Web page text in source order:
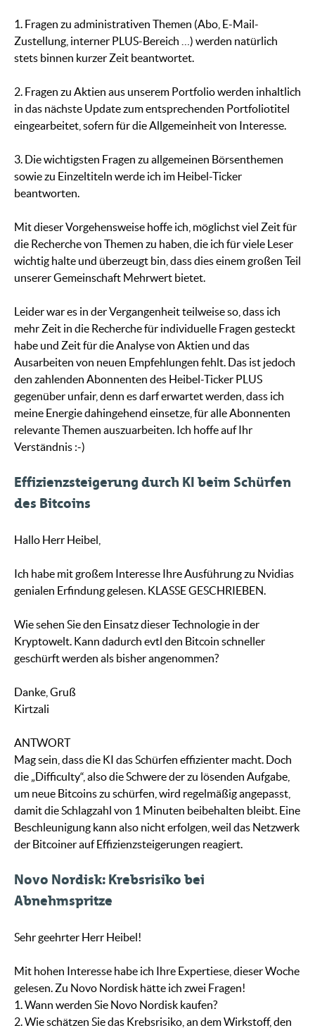
1. Fragen zu administrativen Themen (Abo, E-Mail-
Zustellung, interner PLUS-Bereich …) werden natürlich
stets binnen kurzer Zeit beantwortet.
2. Fragen zu Aktien aus unserem Portfolio werden inhaltlich
in das nächste Update zum entsprechenden Portfoliotitel
eingearbeitet, sofern für die Allgemeinheit von Interesse.
3. Die wichtigsten Fragen zu allgemeinen Börsenthemen
sowie zu Einzeltiteln werde ich im Heibel-Ticker
beantworten.
Mit dieser Vorgehensweise hoffe ich, möglichst viel Zeit für
die Recherche von Themen zu haben, die ich für viele Leser
wichtig halte und überzeugt bin, dass dies einem großen Teil
unserer Gemeinschaft Mehrwert bietet.
Leider war es in der Vergangenheit teilweise so, dass ich
mehr Zeit in die Recherche für individuelle Fragen gesteckt
habe und Zeit für die Analyse von Aktien und das
Ausarbeiten von neuen Empfehlungen fehlt. Das ist jedoch
den zahlenden Abonnenten des Heibel-Ticker PLUS
gegenüber unfair, denn es darf erwartet werden, dass ich
meine Energie dahingehend einsetze, für alle Abonnenten
relevante Themen auszuarbeiten. Ich hoffe auf Ihr
Verständnis :-)
Effizienzsteigerung durch KI beim Schürfen
des Bitcoins
Hallo Herr Heibel,
Ich habe mit großem Interesse Ihre Ausführung zu Nvidias
genialen Erfindung gelesen. KLASSE GESCHRIEBEN.
Wie sehen Sie den Einsatz dieser Technologie in der
Kryptowelt. Kann dadurch evtl den Bitcoin schneller
geschürft werden als bisher angenommen?
Danke, Gruß
Kirtzali
ANTWORT
Mag sein, dass die KI das Schürfen effizienter macht. Doch
die „Difficulty“, also die Schwere der zu lösenden Aufgabe,
um neue Bitcoins zu schürfen, wird regelmäßig angepasst,
damit die Schlagzahl von 1 Minuten beibehalten bleibt. Eine
Beschleunigung kann also nicht erfolgen, weil das Netzwerk
der Bitcoiner auf Effizienzsteigerungen reagiert.
Novo Nordisk: Krebsrisiko bei
Abnehmspritze
Sehr geehrter Herr Heibel!
Mit hohen Interesse habe ich Ihre Expertiese, dieser Woche
gelesen. Zu Novo Nordisk hätte ich zwei Fragen!
1. Wann werden Sie Novo Nordisk kaufen?
2. Wie schätzen Sie das Krebsrisiko, an dem Wirkstoff, den